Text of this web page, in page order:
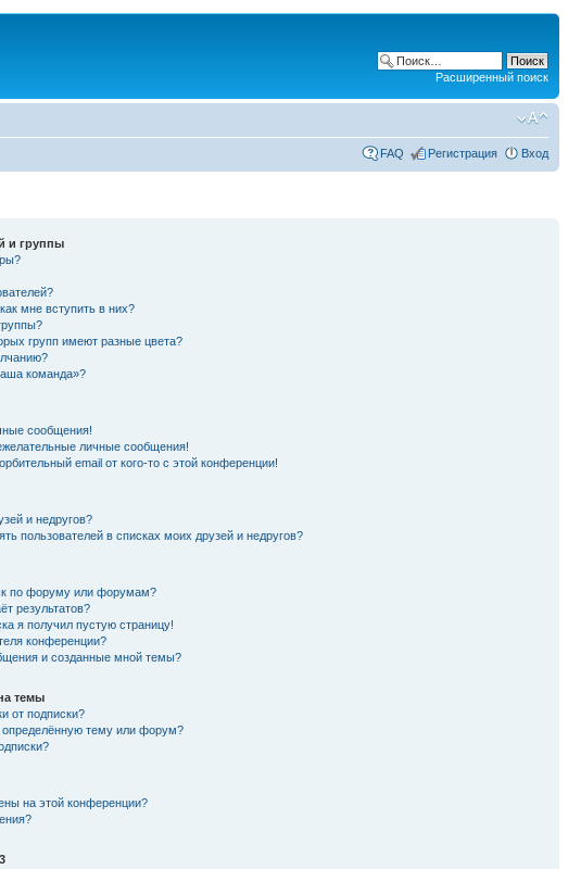
Расширенный поиск
FAQ Регистрация Вход
и группы
мне вступить в них?
групп имеют разные цвета?
команда»?
сообщения!
личные сообщения!
email от кого-то с этой конференции!
и недругов?
пользователей в списках моих друзей и недругов?
по форуму или форумам?
результатов?
я получил пустую страницу!
конференции?
и созданные мной темы?
темы
от подписки?
определённую тему или форум?
на этой конференции?